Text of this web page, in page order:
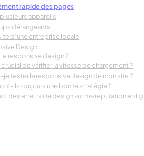
rapide des pages
appareils
dérangeants
d’une entreprise locale
Design
responsive design ?
de vérifier la vitesse de chargement ?
je tester le responsive design de mon site ?
ils toujours une bonne stratégie ?
des erreurs de design sur ma réputation en